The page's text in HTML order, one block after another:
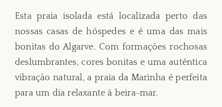
Esta praia isolada está localizada perto das
nossas casas de hóspedes e é uma das mais
bonitas do Algarve. Com formações rochosas
deslumbrantes, cores bonitas e uma autêntica
vibração natural, a praia da Marinha é perfeita
para um dia relaxante à beira-mar.